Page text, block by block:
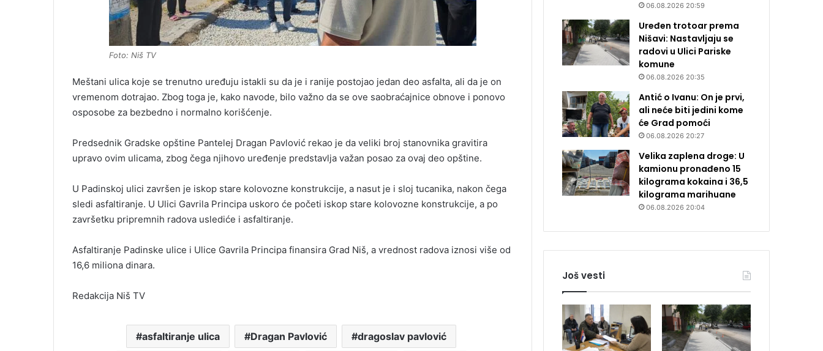
Foto: Niš TV
Meštani ulica koje se trenutno uređuju istakli su da je i ranije postojao jedan deo asfalta, ali da je on
vremenom dotrajao. Zbog toga je, kako navode, bilo važno da se ove saobraćajnice obnove i ponovo
osposobe za bezbedno i normalno korišćenje.
Predsednik Gradske opštine Pantelej Dragan Pavlović rekao je da veliki broj stanovnika gravitira
upravo ovim ulicama, zbog čega njihovo uređenje predstavlja važan posao za ovaj deo opštine.
U Padinskoj ulici završen je iskop stare kolovozne konstrukcije, a nasut je i sloj tucanika, nakon čega
sledi asfaltiranje. U Ulici Gavrila Principa uskoro će početi iskop stare kolovozne konstrukcije, a po
završetku pripremnih radova uslediće i asfaltiranje.
Asfaltiranje Padinske ulice i Ulice Gavrila Principa finansira Grad Niš, a vrednost radova iznosi više od
16,6 miliona dinara.
Redakcija Niš TV
asfaltiranje ulica Dragan Pavlović dragoslav pavlović
06.08.2026 20:59
Uređen trotoar prema
Nišavi: Nastavljaju se
radovi u Ulici Pariske
komune
06.08.2026 20:35
Antić o Ivanu: On je prvi,
ali neće biti jedini kome
će Grad pomoći
06.08.2026 20:27
Velika zaplena droge: U
kamionu pronađeno 15
kilograma kokaina i 36,5
kilograma marihuane
06.08.2026 20:04
Još vesti